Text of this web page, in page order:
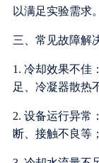
以满足实验需求。
三、常见故障解
1. 冷却效果不佳
足、冷凝器散热
2. 设备运行异常
断、接触不良等；